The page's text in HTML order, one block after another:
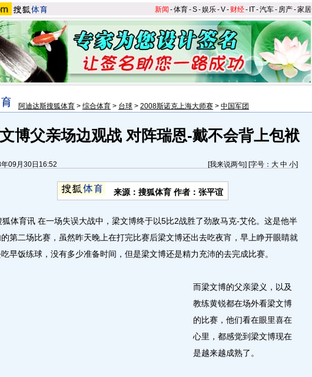
新闻 -体育-S-娱乐-V- 财经- IT-汽车- 房产-家居
阿迪达斯搜狐体育 > 综合体育 > 台球 > 2008斯诺克上海大师赛 > 中国军团
博父亲场边观战 对阵瑞恩-戴不会背上包袱
09月30日16:52 [我来说两句] [字号： 大 中 小]
来源：搜狐体育 作者：张平谊
体育讯 在一场失误大战中，梁文博终于以5比2战胜了劲敌马克-艾伦。这是他半
的第二场比赛，虽然昨天晚上在打完比赛后梁文博还出去吃夜宵，早上睁开眼睛就
早饭练球，没有多少准备时间，但是梁文博还是精力充沛的去完成比赛。
而梁文博的父亲梁义，以及
教练黄锐都在场外看梁文博
的比赛，他们看在眼里喜在
心里，都感觉到梁文博现在
是越来越成熟了。